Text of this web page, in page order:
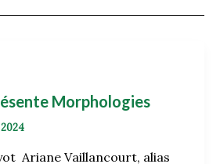
Morphologies
Ariane Vaillancourt, alias